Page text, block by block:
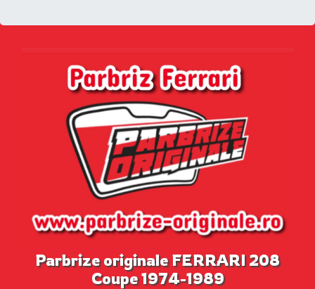
Parbrize originale FERRARI 208
Coupe 1974-1989